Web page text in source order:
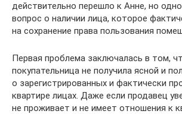
действительно перешло к Анне, но
вопрос о наличии лица, которое
на сохранение права пользования
Первая проблема заключалась в том,
покупательница не получила ясной и
о зарегистрированных и фактически
квартире лицах. Даже если продавец
не проживает и не имеет отношения к